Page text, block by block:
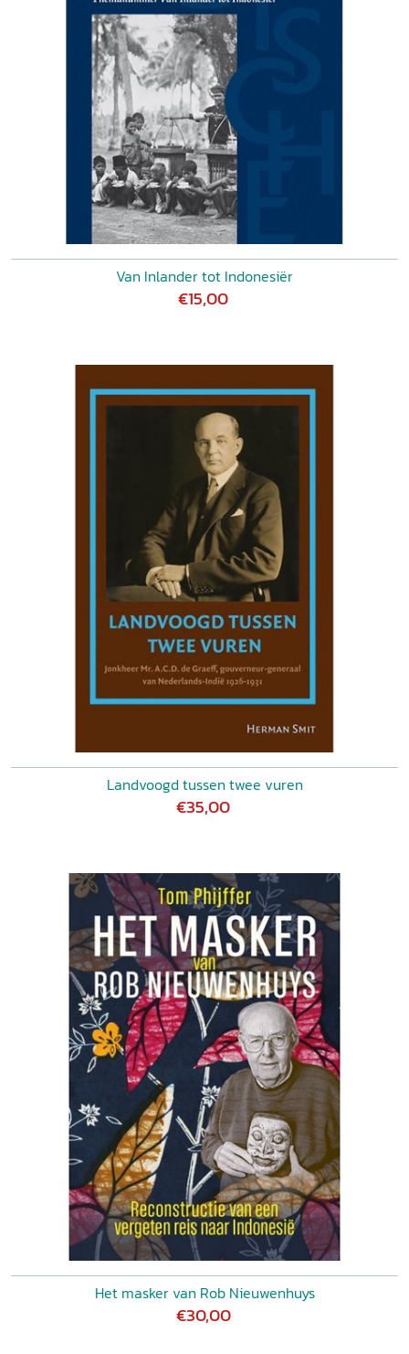
Van Inlander tot Indonesiër
€15,00
Landvoogd tussen twee vuren
€35,00
Het masker van Rob Nieuwenhuys
€30,00